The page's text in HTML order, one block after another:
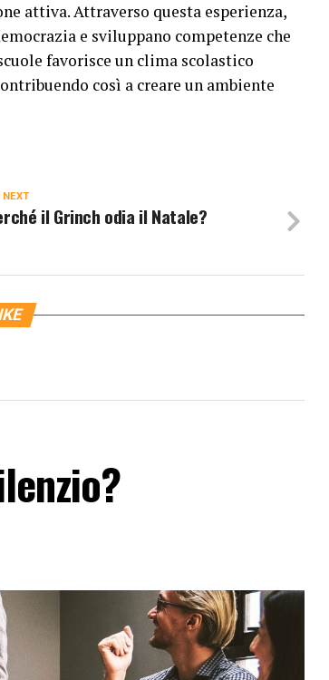
attiva. Attraverso questa esperienza,
e sviluppano competenze che
favorisce un clima scolastico
così a creare un ambiente
NEXT
il Grinch odia il Natale?